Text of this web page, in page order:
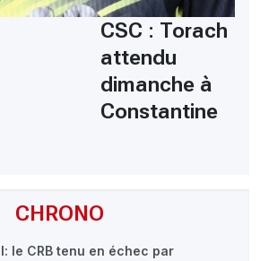
CHRONO
le CRB tenu en échec par
CSC : Torach
attendu
dimanche à
Constantine